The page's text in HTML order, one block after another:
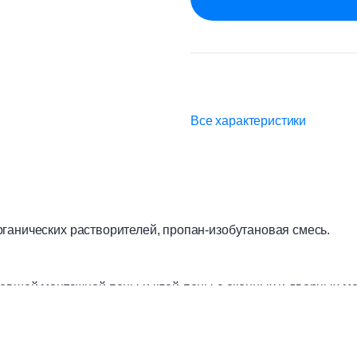
Все характеристики
растворителей, пропан-изобутановая смесь.
монтажной пены и клей-пены с оконных и дверных
возможен взрыв. Беречь от источников